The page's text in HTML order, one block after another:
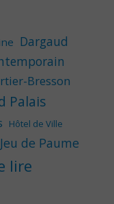
Dargaud
Bresson
Palais
Hôtel de Ville
Jeu de Paume
lire